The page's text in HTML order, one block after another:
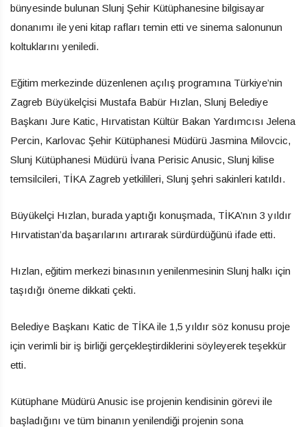
bünyesinde bulunan Slunj Şehir Kütüphanesine bilgisayar
donanımı ile yeni kitap rafları temin etti ve sinema salonunun
koltuklarını yeniledi.
Eğitim merkezinde düzenlenen açılış programına Türkiye’nin
Zagreb Büyükelçisi Mustafa Babür Hızlan, Slunj Belediye
Başkanı Jure Katic, Hırvatistan Kültür Bakan Yardımcısı Jelena
Percin, Karlovac Şehir Kütüphanesi Müdürü Jasmina Milovcic,
Slunj Kütüphanesi Müdürü İvana Perisic Anusic, Slunj kilise
temsilcileri, TİKA Zagreb yetkilileri, Slunj şehri sakinleri katıldı.
Büyükelçi Hızlan, burada yaptığı konuşmada, TİKA’nın 3 yıldır
Hırvatistan’da başarılarını artırarak sürdürdüğünü ifade etti.
Hızlan, eğitim merkezi binasının yenilenmesinin Slunj halkı için
taşıdığı öneme dikkati çekti.
Belediye Başkanı Katic de TİKA ile 1,5 yıldır söz konusu proje
için verimli bir iş birliği gerçekleştirdiklerini söyleyerek teşekkür
etti.
Kütüphane Müdürü Anusic ise projenin kendisinin görevi ile
başladığını ve tüm binanın yenilendiği projenin sona